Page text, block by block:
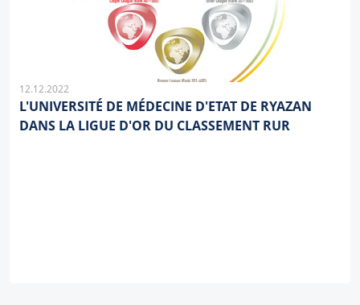
12.12.2022
L'UNIVERSITÉ DE MÉDECINE D'ETAT DE RYAZAN
DANS LA LIGUE D'OR DU CLASSEMENT RUR